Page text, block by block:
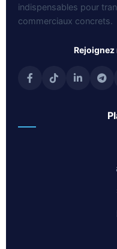
indispensables pour
commerciaux concrets.